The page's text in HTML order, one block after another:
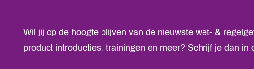
Wil jij op de hoogte blijven van de nieuwste wet- &
product introducties, trainingen en meer? Schrijf je dan